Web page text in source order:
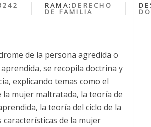
RAMA: DERECHO
DE FAMILIA
de la persona agredida o
se recopila doctrina y
explicando temas como el
la mujer maltratada, la teoría de
la teoría del ciclo de la
características de la mujer